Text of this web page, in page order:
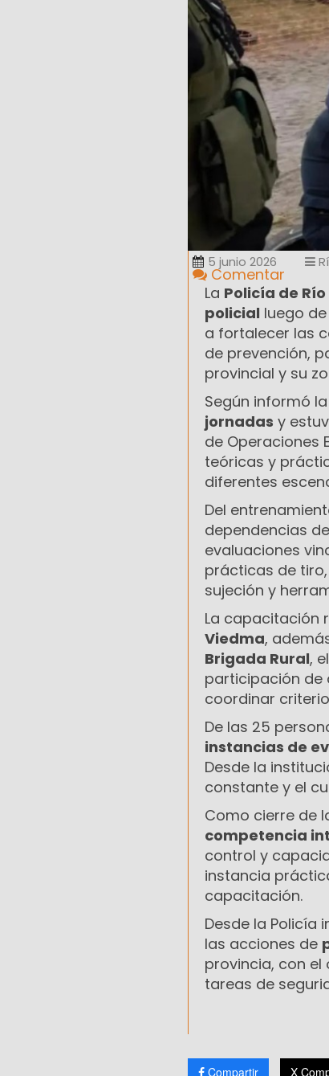
5 junio 2026
Comentar
La Policía de
policial luego
a fortalecer las
de prevención,
provincial y su
Según informó
jornadas y
de Operaciones
teóricas y
diferentes
Del
dependencias
evaluaciones
prácticas de
sujeción y
La capacitación
Viedma,
Brigada Rural,
participación de
coordinar
De las 25
instancias de
Desde la
constante y el
Como cierre de
competencia
control y
instancia
capacitación.
Desde la Policía
las acciones de
provincia, con
tareas de
Compartir X